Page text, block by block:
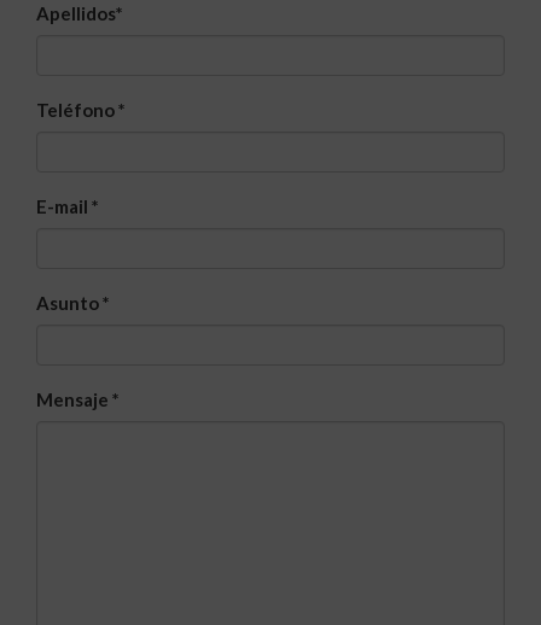
Apellidos*
Teléfono*
E-mail *
Asunto*
Mensaje *